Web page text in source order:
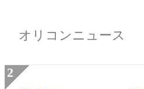
オリコンニュース